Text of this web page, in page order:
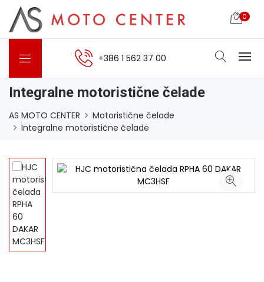
0
+386 1 562 37 00
Integralne motoristične čelade
AS MOTO CENTER
Motoristične čelade
Integralne motoristične čelade